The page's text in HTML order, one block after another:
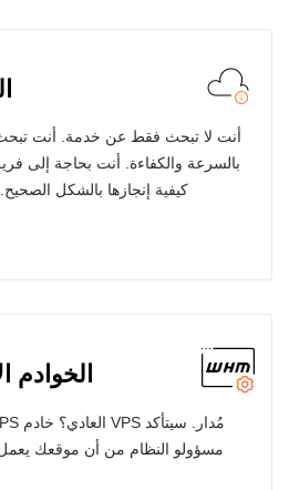
أنت لا تبحث فقط عن خدمة. أنت تبحث
بالسرعة والكفاءة. أنت بحاجة إلى
كيفية إنجازها بالشكل
الخوادم
مسؤولو النظام من أن موقعك يعمل